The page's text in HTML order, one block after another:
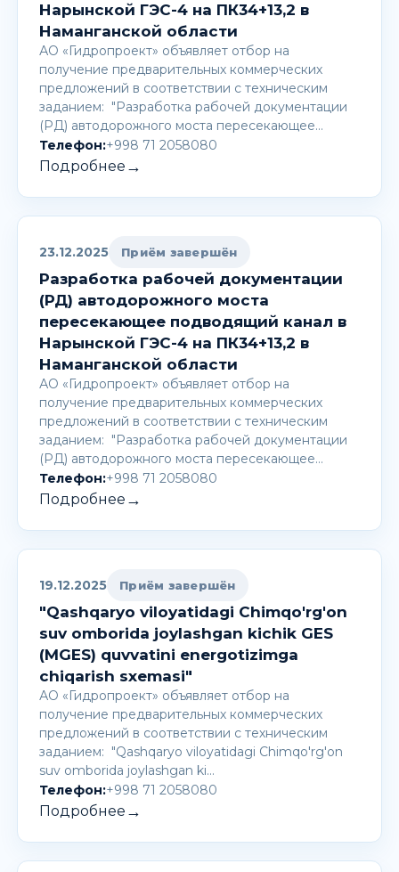
Нарынской ГЭС-4 на ПК34+13,2 в
Наманганской области
АО «Гидропроект» объявляет отбор на
получение предварительных коммерческих
предложений в соответствии с техническим
заданием: "Разработка рабочей документации
(РД) автодорожного моста пересекающее…
Телефон:+998 71 2058080
Подробнее →
23.12.2025 Приём завершён
Разработка рабочей документации
(РД) автодорожного моста
пересекающее подводящий канал в
Нарынской ГЭС-4 на ПК34+13,2 в
Наманганской области
АО «Гидропроект» объявляет отбор на
получение предварительных коммерческих
предложений в соответствии с техническим
заданием: "Разработка рабочей документации
(РД) автодорожного моста пересекающее…
Телефон:+998 71 2058080
Подробнее →
19.12.2025 Приём завершён
"Qashqaryo viloyatidagi Chimqo'rg'on
suv omborida joylashgan kichik GES
(MGES) quvvatini energotizimga
chiqarish sxemasi"
АО «Гидропроект» объявляет отбор на
получение предварительных коммерческих
предложений в соответствии с техническим
заданием: "Qashqaryo viloyatidagi Chimqo'rg'on
suv omborida joylashgan ki…
Телефон:+998 71 2058080
Подробнее →